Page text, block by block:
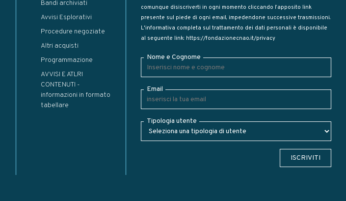
Bandi archiviati
Avvisi Esplorativi
Procedure negoziate
Altri acquisti
Programmazione
AVVISI E ATLRI
CONTENUTI -
informazioni in formato
tabellare
comunque disiscriverti in ogni momento cliccando l’apposito link
presente sul piede di ogni email, impedendone successive trasmissioni.
L'informativa completa sul trattamento dei dati personali è disponibile
al seguente link: https://fondazionecnao.it/privacy
Nome e Cognome
Email
Tipologia utente
ISCRIVITI